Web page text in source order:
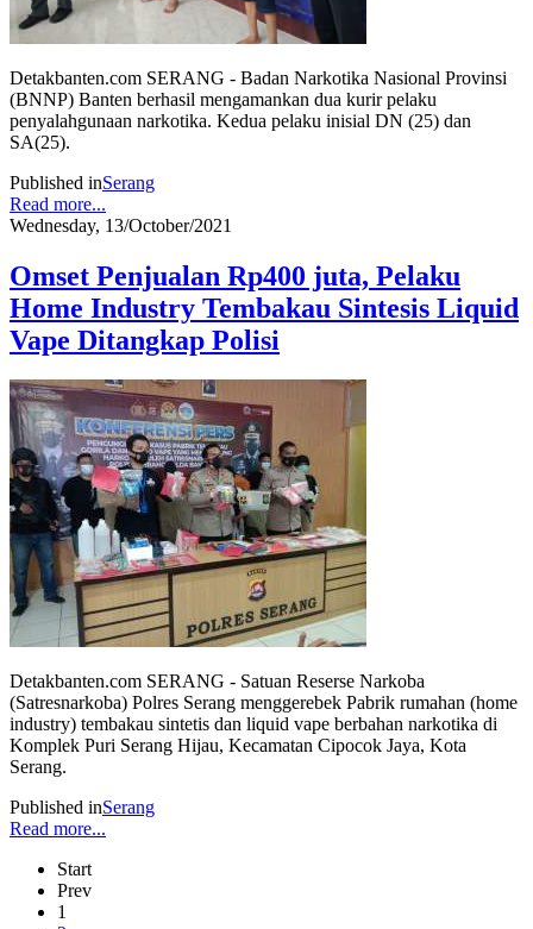
Detakbanten.com SERANG - Badan Narkotika Nasional Provinsi
(BNNP) Banten berhasil mengamankan dua kurir pelaku
penyalahgunaan narkotika. Kedua pelaku inisial DN (25) dan
SA(25).
Published inSerang
Read more...
Wednesday, 13/October/2021
Omset Penjualan Rp400 juta, Pelaku
Home Industry Tembakau Sintesis Liquid
Vape Ditangkap Polisi
Detakbanten.com SERANG - Satuan Reserse Narkoba
(Satresnarkoba) Polres Serang menggerebek Pabrik rumahan (home
industry) tembakau sintetis dan liquid vape berbahan narkotika di
Komplek Puri Serang Hijau, Kecamatan Cipocok Jaya, Kota
Serang.
Published inSerang
Read more...
Start
Prev
1